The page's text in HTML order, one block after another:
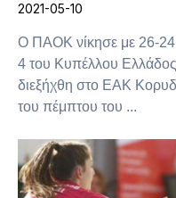
2021-05-10
Ο ΠΑΟΚ νίκησε με 26-24
4 του Κυπέλλου
διεξήχθη στο ΕΑΚ
του πέμπτου του ...